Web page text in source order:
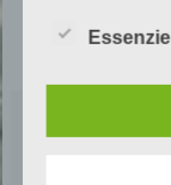
Essenziell